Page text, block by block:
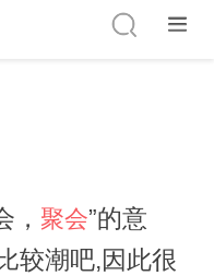
， 聚会”的意
较潮吧,因此很